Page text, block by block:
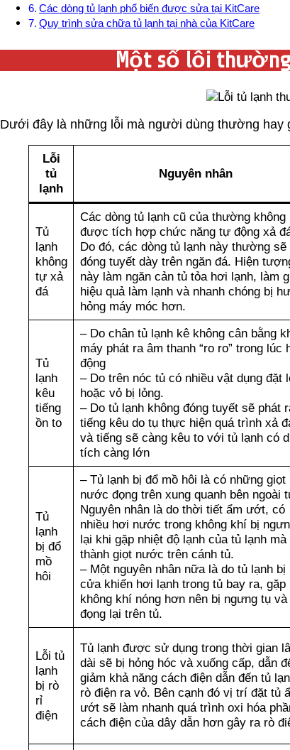
Các dòng tủ lạnh phổ biến được sửa tại KitCare
Quy trình sửa chữa tủ lạnh tại nhà của KitCare
Một số lỗi
Dưới đây là những lỗi mà người dùng thường hay
Lỗi
tủ
lạnh
Nguyên nhân
Tủ
lạnh
không
tự xả
đá
Các dòng tủ lạnh cũ của thường không
được tích hợp chức năng tự động xả
Do đó, các dòng tủ lạnh này thường sẽ
đóng tuyết dày trên ngăn đá. Hiện
này làm ngăn cản tủ tỏa hơi lạnh, làm
hiệu quả làm lạnh và nhanh chóng bị hư
hỏng máy móc hơn.
Tủ
lạnh
kêu
tiếng
ồn to
– Do chân tủ lạnh kê không cân bằng
máy phát ra âm thanh “ro ro” trong lúc
động
– Do trên nóc tủ có nhiều vật dụng đặt
hoặc vỏ bị lỏng.
– Do tủ lạnh không đóng tuyết sẽ phát
tiếng kêu do tụ thực hiện quá trình xả
và tiếng sẽ càng kêu to với tủ lạnh có
tích càng lớn
Tủ
lạnh
bị đổ
mồ
hôi
– Tủ lạnh bị đổ mồ hôi là có những giọt
nước đọng trên xung quanh bên ngoài
Nguyên nhân là do thời tiết ẩm ướt, có
nhiều hơi nước trong không khí bị
lại khi gặp nhiệt độ lạnh của tủ lạnh mà
thành giọt nước trên cánh tủ.
– Một nguyên nhân nữa là do tủ lạnh bị
cửa khiến hơi lạnh trong tủ bay ra, gặp
không khí nóng hơn nên bị ngưng tụ và
đọng lại trên tủ.
Lỗi tủ
lạnh
bị rò
rỉ
điện
Tủ lạnh được sử dụng trong thời gian
dài sẽ bị hỏng hóc và xuống cấp, dẫn
giảm khả năng cách điện dẫn đến tủ
rò điện ra vỏ. Bên cạnh đó vị trí đặt tủ
ướt sẽ làm nhanh quá trình oxi hóa
cách điện của dây dẫn hơn gây ra rò